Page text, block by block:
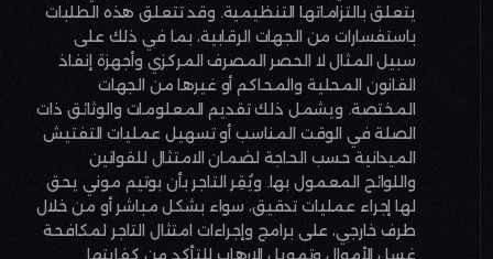
يتعلق بالتزاماتها التنظيمية. وقد تتعلق هذه الطلبات
باستفسارات من الجهات الرقابية، بما في ذلك على
سبيل المثال لا الحصر المصرف المركزي وأجهزة إنفاذ
القانون المحلية والمحاكم أو غيرها من الجهات
المختصة. ويشمل ذلك تقديم المعلومات والوثائق ذات
الصلة في الوقت المناسب أو تسهيل عمليات التفتيش
الميدانية حسب الحاجة لضمان الامتثال للقوانين
واللوائح المعمول بها. ويُقِر التاجر بأن بوتيم موني يحق
لها إجراء عمليات تدقيق، سواء بشكل مباشر أو من خلال
طرف خارجي، على برامج وإجراءات امتثال التاجر لمكافحة
غسل الأموال وتمويل الإرهاب للتأكد من كفايتها